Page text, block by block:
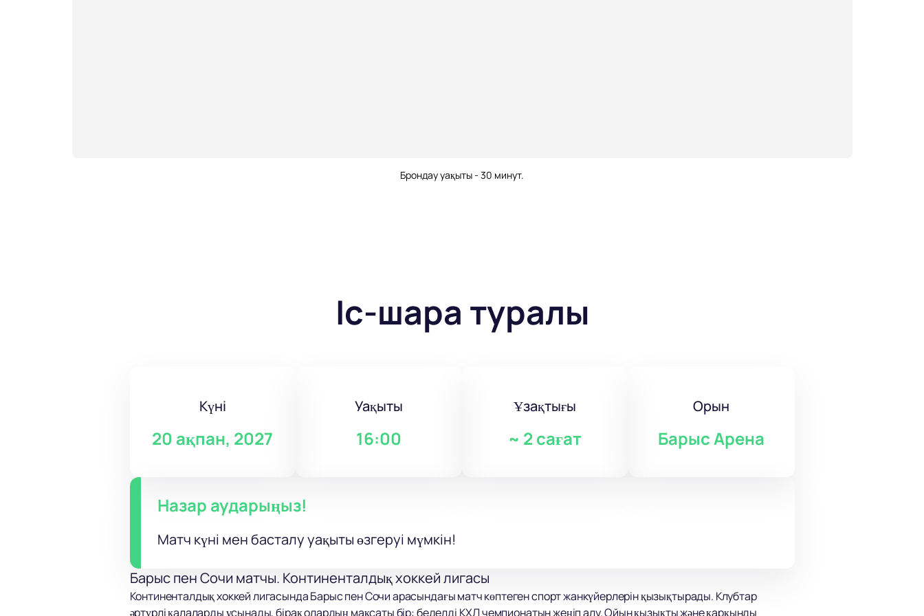
Брондау уақыты - 30 минут.
Іс-шара туралы
Күні
20 ақпан, 2027
Уақыты
16:00
Ұзақтығы
~ 2 сағат
Орын
Барыс Арена
Назар аударыңыз!
Матч күні мен басталу уақыты өзгеруі мүмкін!
Барыс пен Сочи матчы. Континенталдық хоккей лигасы
Континенталдық хоккей лигасында Барыс пен Сочи арасындағы матч көптеген спорт жанкүйерлерін қызықтырады. Клубтар
әртүрлі қалаларды ұсынады, бірақ олардың мақсаты бір: беделді КХЛ чемпионатын жеңіп алу. Ойын қызықты және қарқынды